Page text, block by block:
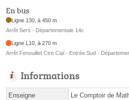
En bus
Ligne 130, à 450 m
Arrêt Sers - Départementale 14c
Ligne L10, à 270 m
Arrêt Fenouillet Ctre Cial - Entrée Sud -
Informations
Enseigne Le Comptoir de